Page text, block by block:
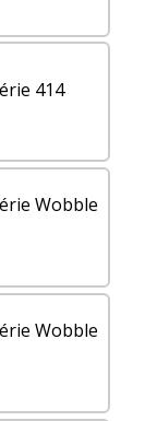
414
Wobble
Wobble